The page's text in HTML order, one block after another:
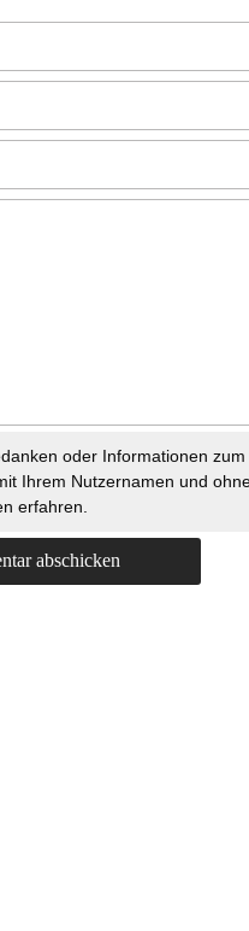
oder Informationen
Ihrem Nutzernamen und
erfahren.